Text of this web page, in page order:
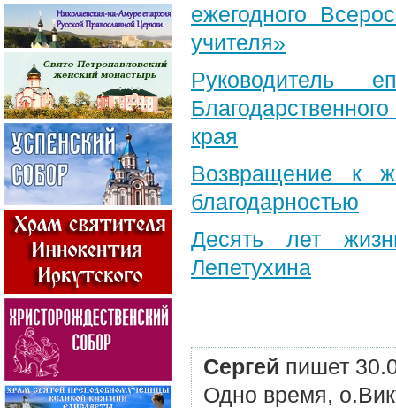
ежегодного
учителя»
Руководитель
края
Возвращение к
благодарностью
Десять лет
Лепетухина
Сергей пишет
Одно время,